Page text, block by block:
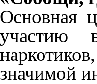
Основная
участию
значимой